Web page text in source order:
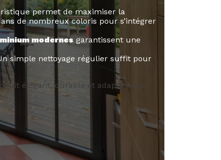
permet de maximiser la
de nombreux coloris pour s’intégrer
modernes garantissent une
simple nettoyage régulier suffit pour
élégant, durable et adapté à vos